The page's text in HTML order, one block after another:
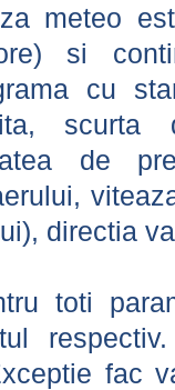
meteo
si
cu
scurta
de
directia
toti
fac